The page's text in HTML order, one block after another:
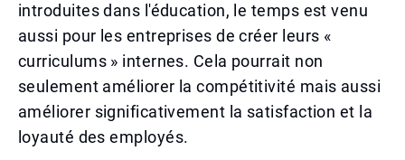
introduites dans l'éducation, le temps est venu
aussi pour les entreprises de créer leurs «
curriculums » internes. Cela pourrait non
seulement améliorer la compétitivité mais aussi
améliorer significativement la satisfaction et la
loyauté des employés.